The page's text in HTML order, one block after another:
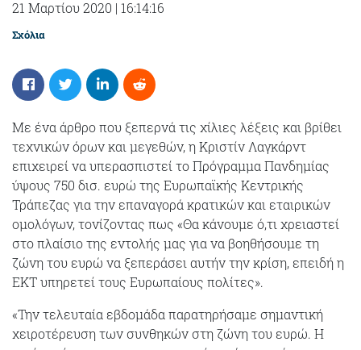
21 Μαρτίου 2020 | 16:14:16
Σχόλια
Με ένα άρθρο που ξεπερνά τις χίλιες λέξεις και βρίθει
τεχνικών όρων και μεγεθών, η Κριστίν Λαγκάρντ
επιχειρεί να υπερασπιστεί το Πρόγραμμα Πανδημίας
ύψους 750 δισ. ευρώ της Ευρωπαϊκής Κεντρικής
Τράπεζας για την επαναγορά κρατικών και εταιρικών
ομολόγων, τονίζοντας πως «Θα κάνουμε ό,τι χρειαστεί
στο πλαίσιο της εντολής μας για να βοηθήσουμε τη
ζώνη του ευρώ να ξεπεράσει αυτήν την κρίση, επειδή η
ΕΚΤ υπηρετεί τους Ευρωπαίους πολίτες».
«Την τελευταία εβδομάδα παρατηρήσαμε σημαντική
χειροτέρευση των συνθηκών στη ζώνη του ευρώ. Η